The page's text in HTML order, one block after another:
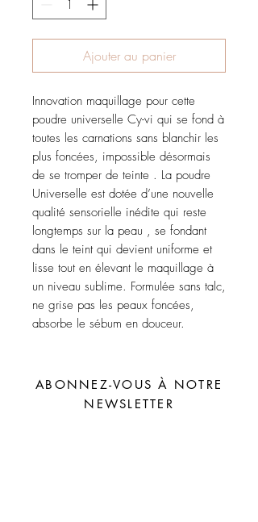
Ajouter au panier
Innovation maquillage pour cette
poudre universelle Cy-vi qui se fond à
toutes les carnations sans blanchir les
plus foncées, impossible désormais
de se tromper de teinte . La poudre
Universelle est dotée d’une nouvelle
qualité sensorielle inédite qui reste
longtemps sur la peau , se fondant
dans le teint qui devient uniforme et
lisse tout en élevant le maquillage à
un niveau sublime. Formulée sans talc,
ne grise pas les peaux foncées,
absorbe le sébum en douceur.
ABONNEZ-VOUS À NOTRE
NEWSLETTER